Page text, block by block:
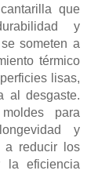
que
y
someten a
térmico
lisas,
al desgaste.
para
y
a reducir los
la eficiencia